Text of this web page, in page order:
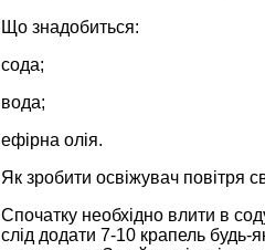
Що знадобиться:
сода;
вода;
ефірна олія.
Як зробити освіжувач повітря
Спочатку необхідно влити в
слід додати 7-10 крапель будь-